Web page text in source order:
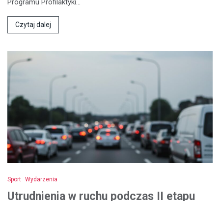
Programu Profilaktyki…
Czytaj dalej
Sport Wydarzenia
Utrudnienia w ruchu podczas II etapu